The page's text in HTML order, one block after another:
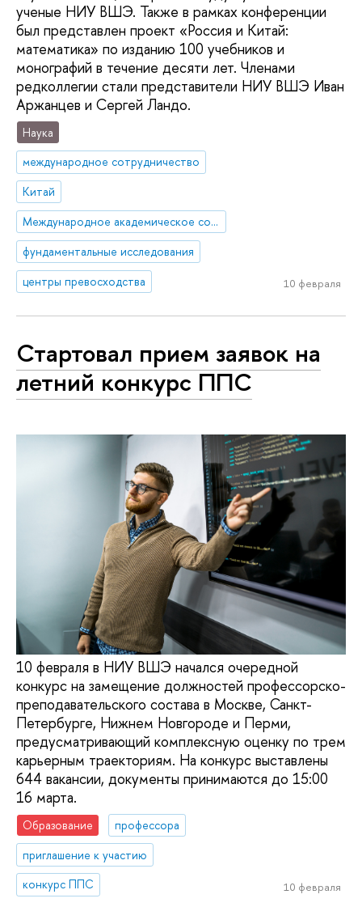
ученые НИУ ВШЭ. Также в рамках конференции
был представлен проект «Россия и Китай:
математика» по изданию 100 учебников и
монографий в течение десяти лет. Членами
редколлегии стали представители НИУ ВШЭ Иван
Аржанцев и Сергей Ландо.
Наука
международное сотрудничество
Китай
Международное академическое сотрудничество
фундаментальные исследования
центры превосходства
10 февраля
Стартовал прием заявок на
летний конкурс ППС
10 февраля в НИУ ВШЭ начался очередной
конкурс на замещение должностей профессорско-
преподавательского состава в Москве, Санкт-
Петербурге, Нижнем Новгороде и Перми,
предусматривающий комплексную оценку по трем
карьерным траекториям. На конкурс выставлены
644 вакансии, документы принимаются до 15:00
16 марта.
Образование
профессора
приглашение к участию
конкурс ППС
10 февраля